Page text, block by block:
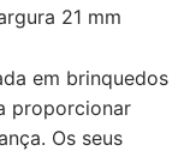
21 mm
em brinquedos
proporcionar
Os seus